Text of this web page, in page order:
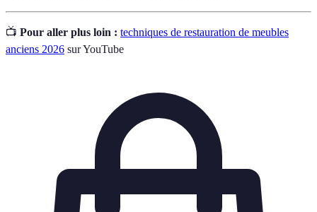
📺 Pour aller plus loin : techniques de restauration de meubles
anciens 2026 sur YouTube